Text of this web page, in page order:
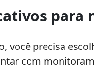
para
você precisa
com